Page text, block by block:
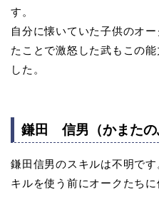
す。
自分に懐いていた子供のオ
たことで激怒した武もこの
した。
鎌田 信男（かまたの
鎌田信男のスキルは不明で
キルを使う前にオークたちに